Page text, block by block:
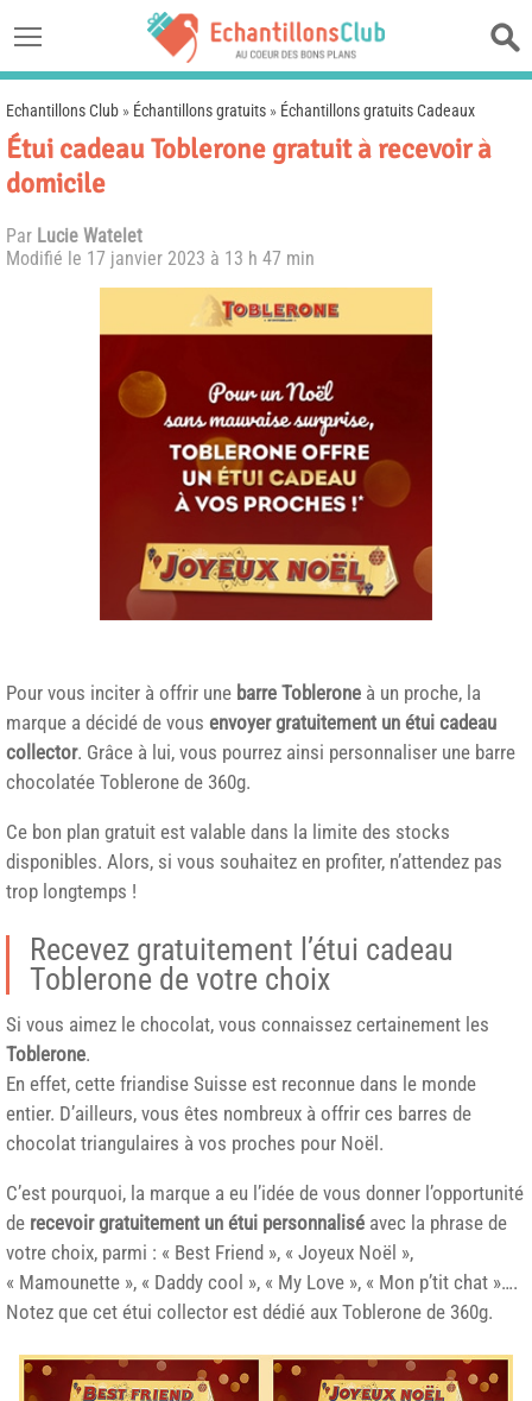
Echantillons Club » Échantillons gratuits » Échantillons gratuits Cadeaux
Étui cadeau Toblerone gratuit à recevoir à
domicile
Par Lucie Watelet
Modifié le 17 janvier 2023 à 13 h 47 min
Pour vous inciter à offrir une barre Toblerone à un proche, la
marque a décidé de vous envoyer gratuitement un étui cadeau
collector. Grâce à lui, vous pourrez ainsi personnaliser une barre
chocolatée Toblerone de 360g.
Ce bon plan gratuit est valable dans la limite des stocks
disponibles. Alors, si vous souhaitez en profiter, n’attendez pas
trop longtemps !
Recevez gratuitement l’étui cadeau
Toblerone de votre choix
Si vous aimez le chocolat, vous connaissez certainement les
Toblerone.
En effet, cette friandise Suisse est reconnue dans le monde
entier. D’ailleurs, vous êtes nombreux à offrir ces barres de
chocolat triangulaires à vos proches pour Noël.
C’est pourquoi, la marque a eu l’idée de vous donner l’opportunité
de recevoir gratuitement un étui personnalisé avec la phrase de
votre choix, parmi : « Best Friend », « Joyeux Noël »,
« Mamounette », « Daddy cool », « My Love », « Mon p’tit chat »….
Notez que cet étui collector est dédié aux Toblerone de 360g.